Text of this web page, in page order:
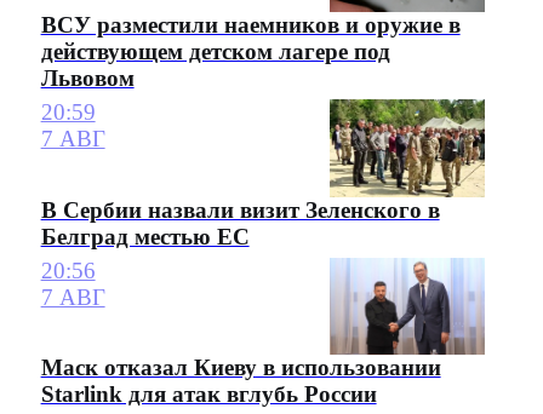
ВСУ разместили наемников и оружие в
действующем детском лагере под
Львовом
20:59
7 АВГ
В Сербии назвали визит Зеленского в
Белград местью ЕС
20:56
7 АВГ
Маск отказал Киеву в использовании
Starlink для атак вглубь России